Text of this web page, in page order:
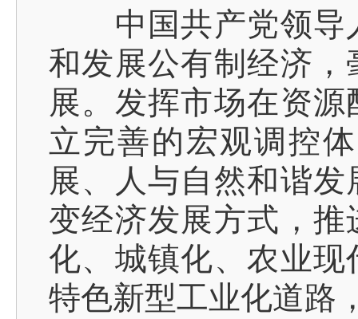
中国共产党领导
和发展公有制经济
展。发挥市场在资
立完善的宏观调控
展、人与自然和谐
变经济发展方式，
化、城镇化、农业
特色新型工业化道路